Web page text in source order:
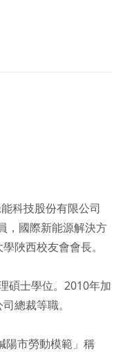
科技股份有限公司
，國際新能源解決方
陜西校友會會長。
碩士學位。2010年加
總裁等職。
陽市勞動模範」稱